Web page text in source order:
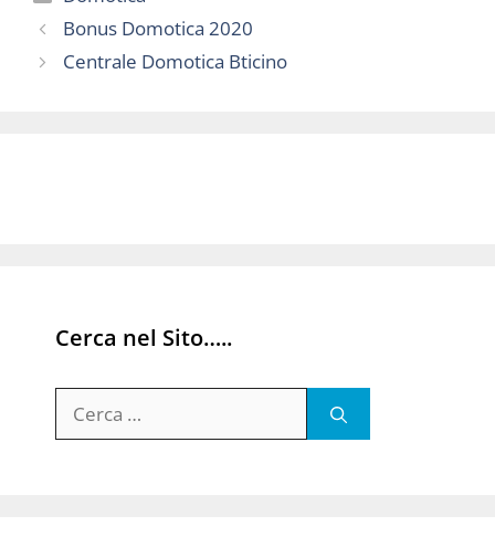
Bonus Domotica 2020
Centrale Domotica Bticino
Cerca nel Sito…..
per: